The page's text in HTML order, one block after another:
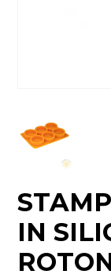
IN